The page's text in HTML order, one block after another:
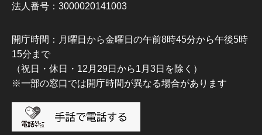
法人番号：3000020141003
開庁時間：月曜日から金曜日の午前8時45分から午後5時
15分まで
（祝日・休日・12月29日から1月3日を除く）
※一部の窓口では開庁時間が異なる場合があります